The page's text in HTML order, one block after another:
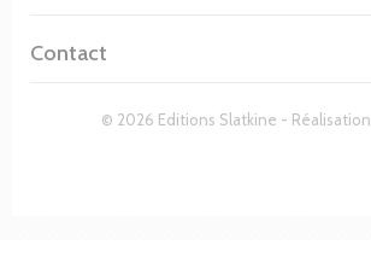
© 2026 Editions Slatkine - Réalisation
Contact